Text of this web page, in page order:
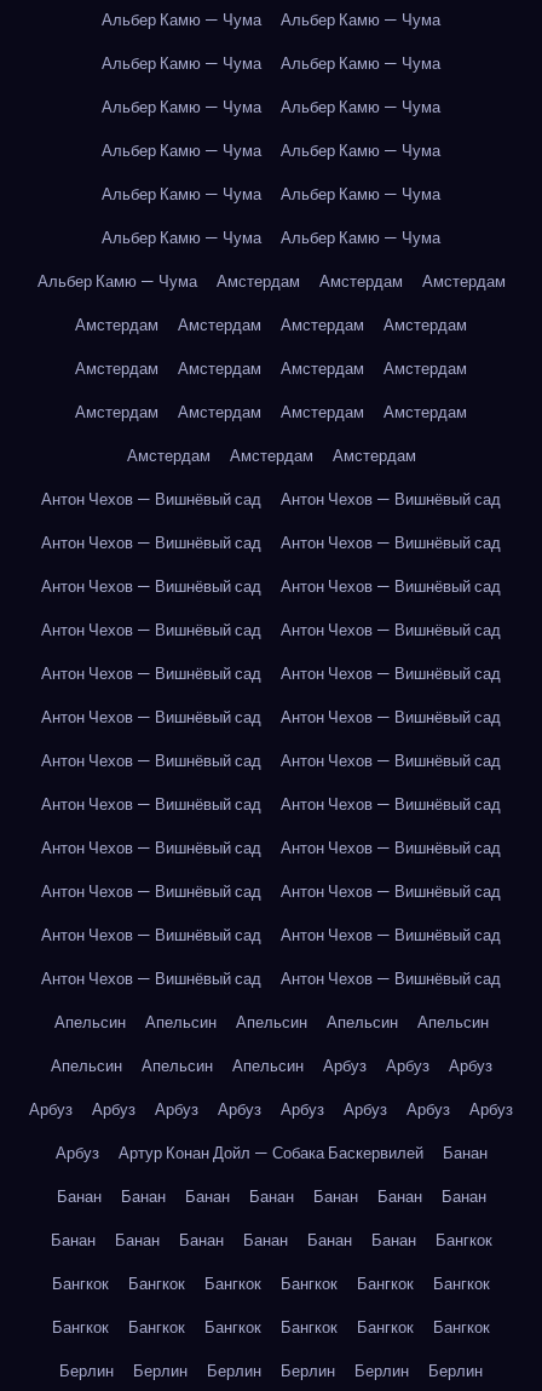
Альбер Камю — Чума
Альбер Камю — Чума
Альбер Камю — Чума
Альбер Камю — Чума
Альбер Камю — Чума
Альбер Камю — Чума
Альбер Камю — Чума
Альбер Камю — Чума
Альбер Камю — Чума
Альбер Камю — Чума
Альбер Камю — Чума
Альбер Камю — Чума
Альбер Камю — Чума
Амстердам Амстердам
Амстердам
Амстердам
Амстердам Амстердам
Амстердам
Амстердам
Амстердам Амстердам
Амстердам
Амстердам
Амстердам Амстердам
Амстердам
Амстердам
Амстердам
Амстердам
Антон Чехов — Вишнёвый сад
Антон Чехов — Вишнёвый сад
Антон Чехов — Вишнёвый сад
Антон Чехов — Вишнёвый сад
Антон Чехов — Вишнёвый сад
Антон Чехов — Вишнёвый сад
Антон Чехов — Вишнёвый сад
Антон Чехов — Вишнёвый сад
Антон Чехов — Вишнёвый сад
Антон Чехов — Вишнёвый сад
Антон Чехов — Вишнёвый сад
Антон Чехов — Вишнёвый сад
Антон Чехов — Вишнёвый сад
Антон Чехов — Вишнёвый сад
Антон Чехов — Вишнёвый сад
Антон Чехов — Вишнёвый сад
Антон Чехов — Вишнёвый сад
Антон Чехов — Вишнёвый сад
Антон Чехов — Вишнёвый сад
Антон Чехов — Вишнёвый сад
Антон Чехов — Вишнёвый сад
Антон Чехов — Вишнёвый сад
Антон Чехов — Вишнёвый сад
Антон Чехов — Вишнёвый сад
Апельсин
Апельсин Апельсин Апельсин
Апельсин
Апельсин
Апельсин Апельсин Арбуз Арбуз
Арбуз
Арбуз
Арбуз Арбуз Арбуз Арбуз Арбуз Арбуз
Арбуз
Арбуз
Артур Конан Дойл — Собака Баскервилей
Банан
Банан
Банан Банан Банан Банан Банан
Банан
Банан
Банан Банан Банан Банан Банан
Бангкок
Бангкок
Бангкок Бангкок Бангкок Бангкок
Бангкок
Бангкок
Бангкок Бангкок Бангкок Бангкок
Бангкок
Берлин
Берлин Берлин Берлин Берлин Берлин